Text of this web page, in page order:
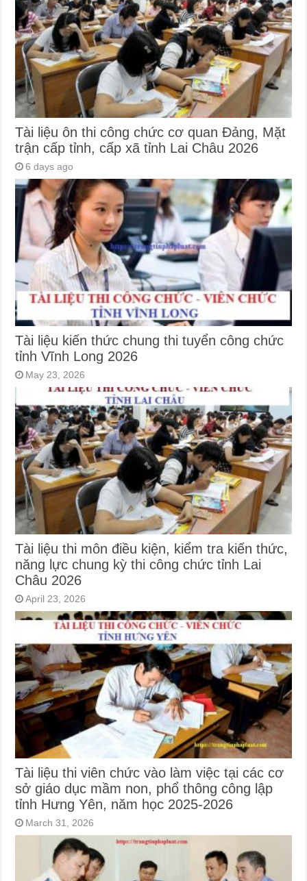
Tài liệu ôn thi công chức cơ quan Đảng, Mặt
trận cấp tỉnh, cấp xã tỉnh Lai Châu 2026
6 days ago
Tài liệu kiến thức chung thi tuyển công chức
tỉnh Vĩnh Long 2026
May 23, 2026
Tài liệu thi môn điều kiện, kiểm tra kiến thức,
năng lực chung kỳ thi công chức tỉnh Lai
Châu 2026
April 23, 2026
Tài liệu thi viên chức vào làm việc tại các cơ
sở giáo dục mầm non, phổ thông công lập
tỉnh Hưng Yên, năm học 2025-2026
March 31, 2026